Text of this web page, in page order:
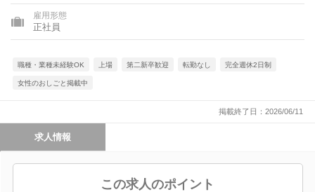
県、沖縄県
雇用形態
正社員
職種・業種未経験OK 上場 第二新卒歓迎 転勤なし 完全週休2日制
女性のおしごと掲載中
掲載終了日：2026/06/11
求人情報
この求人のポイント